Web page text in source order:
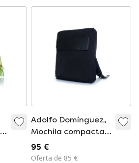
Adolfo Domínguez,
Mochila compacta
de nailon
95 €
Oferta de 85 €